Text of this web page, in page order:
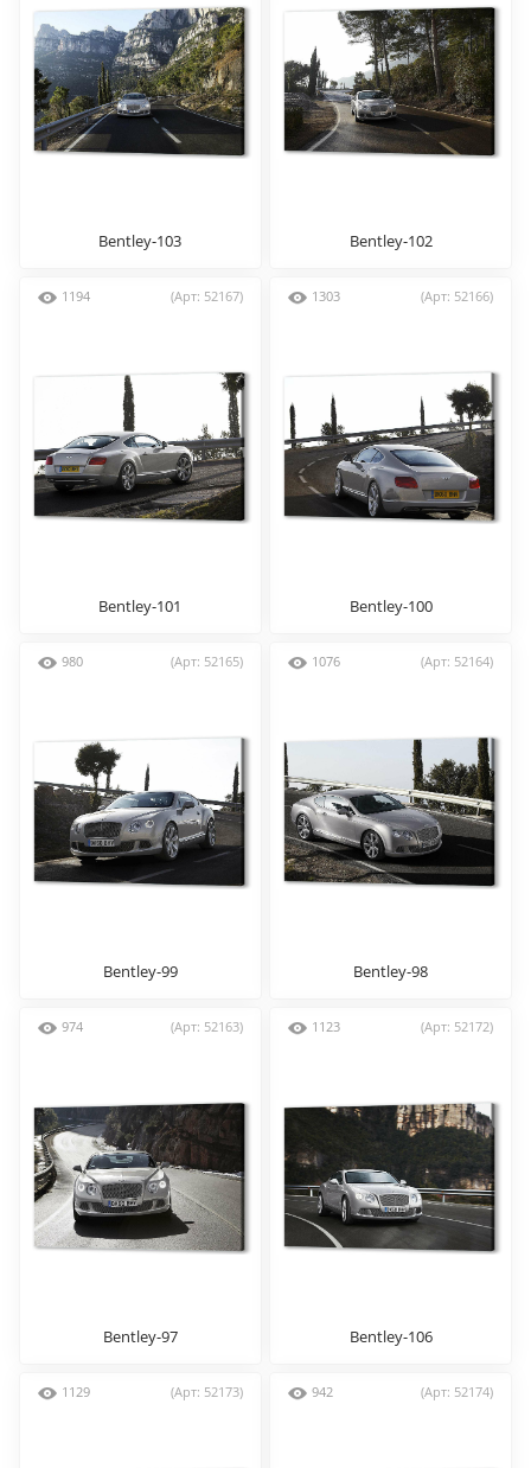
Bentley-103 Bentley-102
1194 (Арт: 52167)
Bentley-101
1303 (Арт: 52166)
Bentley-100
980 (Арт: 52165)
Bentley-99
1076 (Арт: 52164)
Bentley-98
974 (Арт: 52163)
Bentley-97
1123 (Арт: 52172)
Bentley-106
1129 (Арт: 52173) 942 (Арт: 52174)